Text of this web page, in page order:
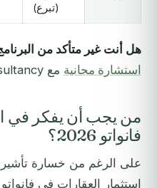
(تبرع)
هل أنت غير متأكد من
استشارة مجانية مع Mirabello Consultancy.
من يجب أن يفكر في
فانواتو 2026؟
على الرغم من خسارة تأشيرة